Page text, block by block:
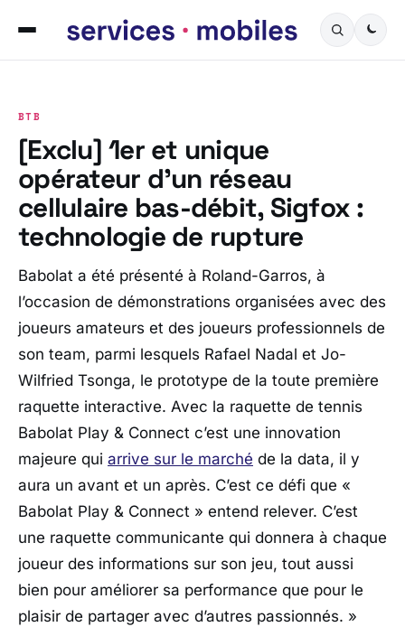
BTB
[Exclu] 1er et unique
opérateur d’un réseau
cellulaire bas-débit, Sigfox :
technologie de rupture
Babolat a été présenté à Roland-Garros, à
l’occasion de démonstrations organisées avec des
joueurs amateurs et des joueurs professionnels de
son team, parmi lesquels Rafael Nadal et Jo-
Wilfried Tsonga, le prototype de la toute première
raquette interactive. Avec la raquette de tennis
Babolat Play & Connect c’est une innovation
majeure qui arrive sur le marché de la data, il y
aura un avant et un après. C’est ce défi que «
Babolat Play & Connect » entend relever. C’est
une raquette communicante qui donnera à chaque
joueur des informations sur son jeu, tout aussi
bien pour améliorer sa performance que pour le
plaisir de partager avec d’autres passionnés. »